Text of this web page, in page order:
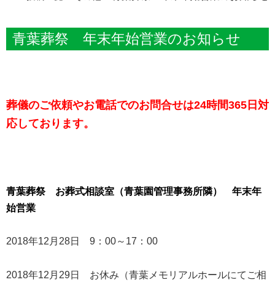
青葉葬祭 年末年始営業のお知らせ
葬儀のご依頼やお電話でのお問合せは24時間365日対
応しております。
青葉葬祭 お葬式相談室（青葉園管理事務所隣） 年末年
始営業
2018年12月28日 9：00～17：00
2018年12月29日 お休み（青葉メモリアルホールにてご相